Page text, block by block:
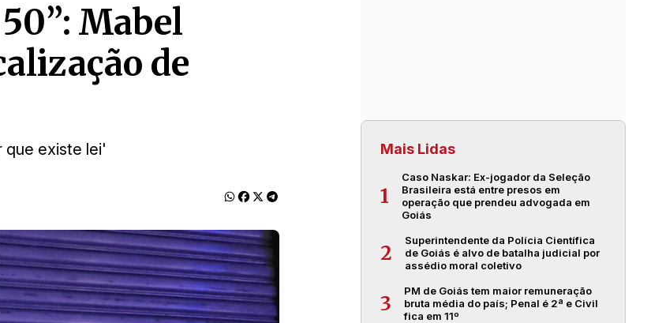
Mabel
de
que existe lei' Mais Lidas
1
Caso Naskar: Ex-jogador da Seleção
Brasileira está entre presos em
operação que prendeu advogada em
Goiás
2
Superintendente da Polícia Científica
de Goiás é alvo de batalha judicial por
assédio moral coletivo
3
PM de Goiás tem maior remuneração
bruta média do país; Penal é 2ª e Civil
fica em 11º